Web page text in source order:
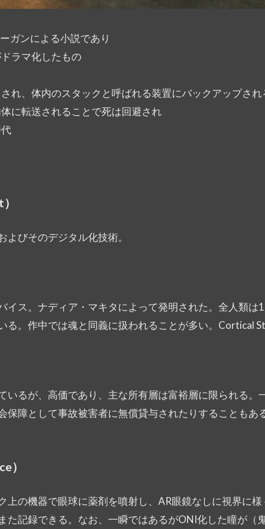
ガンによる小説であり
ラマ化したもの
れ、体内のスタックと呼ばれる装置にバックアップされ
に転送されることで死は回避され
びそのデジタル化技術。
イス。ナディア・マキタによって発明された。全人類は
る。作中では魂と同義に扱われることが多い。Cortical
いるが、高価であり、主な所有層は富裕層に限られる。
保障として事故被害者に無償貸与されたりすることもあ
）
上の機器で眼球に薬剤を噴射し、AR眼鏡なしに視界に
た記録できる。なお、一瞬ではあるがONI化した瞳が（